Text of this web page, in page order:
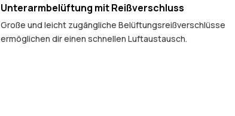
Unterarmbelüftung mit Reißverschluss
Große und leicht zugängliche Belüftungsreißverschlüsse
ermöglichen dir einen schnellen Luftaustausch.